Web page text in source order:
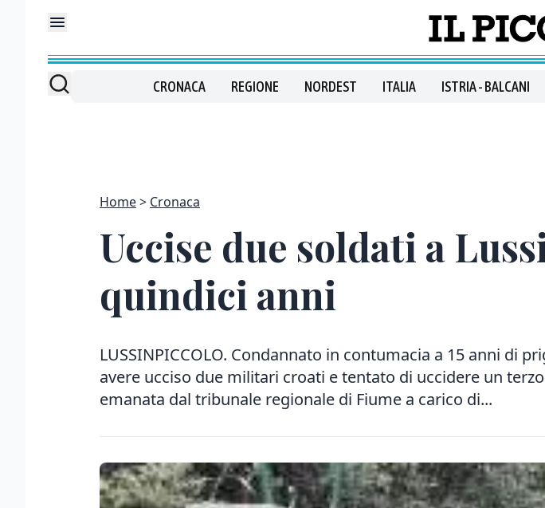
CRONACA REGIONE NORDEST ITALIA ISTRIA - BALCANI
Home Cronaca
Uccise due soldati a
quindici anni
LUSSINPICCOLO. Condannato in contumacia a 15 anni di
avere ucciso due militari croati e tentato di uccidere un
emanata dal tribunale regionale di Fiume a carico di...